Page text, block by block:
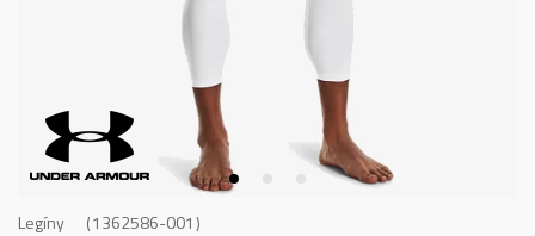
Legíny 1362586-001